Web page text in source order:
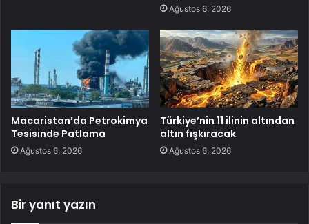
Ağustos 6, 2026
Macaristan’da Petrokimya
Tesisinde Patlama
Ağustos 6, 2026
Türkiye’nin 11 ilinin altından
altın fışkıracak
Ağustos 6, 2026
Bir yanıt yazın